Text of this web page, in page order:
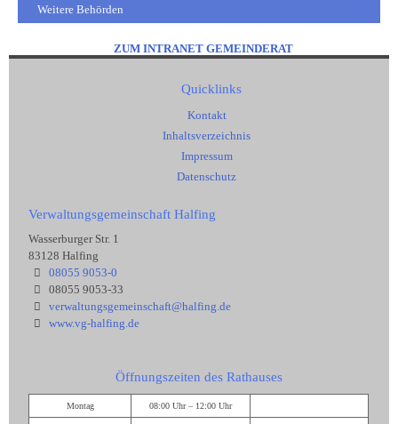
Weitere Behörden
ZUM INTRANET GEMEINDERAT
Quicklinks
Kontakt
Inhaltsverzeichnis
Impressum
Datenschutz
Verwaltungsgemeinschaft Halfing
Wasserburger Str. 1
83128 Halfing
08055 9053-0
08055 9053-33
verwaltungsgemeinschaft@halfing.de
www.vg-halfing.de
Öffnungszeiten des Rathauses
Montag 08:00 Uhr – 12:00 Uhr